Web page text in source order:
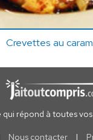
Crevettes au
qui répond à toutes
Nous contacter |